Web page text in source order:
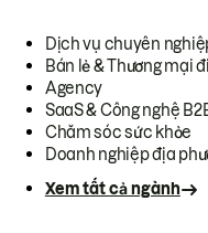
Dịch vụ chuyên
Bán lẻ & Thương mại
Agency
SaaS & Công nghệ
Chăm sóc sức khỏe
Doanh nghiệp địa
Xem tất cả ngành